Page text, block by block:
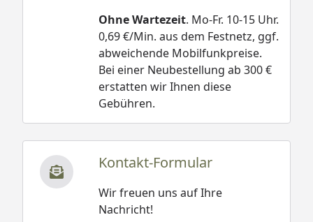
Ohne Wartezeit. Mo-Fr. 10-15 Uhr.
0,69 €/Min. aus dem Festnetz, ggf.
abweichende Mobilfunkpreise.
Bei einer Neubestellung ab 300 €
erstatten wir Ihnen diese
Gebühren.
Kontakt-Formular
Wir freuen uns auf Ihre
Nachricht!